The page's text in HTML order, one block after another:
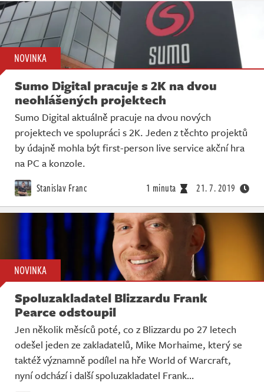
NOVINKA
Sumo Digital pracuje s 2K na dvou
neohlášených projektech
Sumo Digital aktuálně pracuje na dvou nových
projektech ve spolupráci s 2K. Jeden z těchto projektů
by údajně mohla být first-person live service akční hra
na PC a konzole.
Stanislav Franc 1 minuta 21. 7. 2019
NOVINKA
Spoluzakladatel Blizzardu Frank
Pearce odstoupil
Jen několik měsíců poté, co z Blizzardu po 27 letech
odešel jeden ze zakladatelů, Mike Morhaime, který se
taktéž významně podílel na hře World of Warcraft,
nyní odchází i další spoluzakladatel Frank…